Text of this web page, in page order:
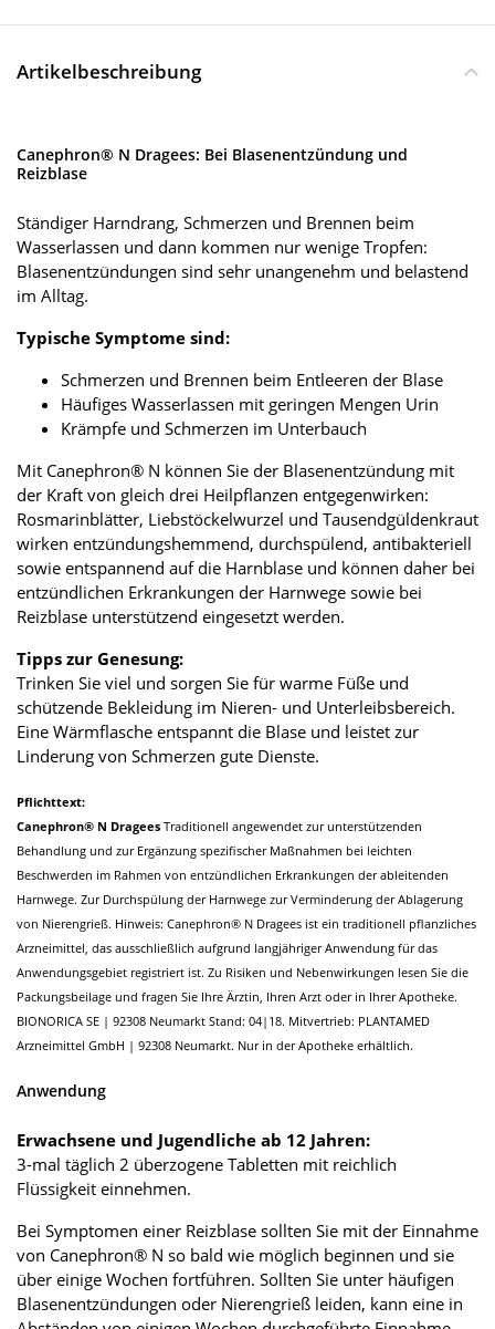
Artikelbeschreibung
Canephron® N Dragees: Bei Blasenentzündung und
Reizblase
Ständiger Harndrang, Schmerzen und Brennen beim
Wasserlassen und dann kommen nur wenige Tropfen:
Blasenentzündungen sind sehr unangenehm und belastend
im Alltag.
Typische Symptome sind:
Schmerzen und Brennen beim Entleeren der Blase
Häufiges Wasserlassen mit geringen Mengen Urin
Krämpfe und Schmerzen im Unterbauch
Mit Canephron® N können Sie der Blasenentzündung mit
der Kraft von gleich drei Heilpflanzen entgegenwirken:
Rosmarinblätter, Liebstöckelwurzel und Tausendgüldenkraut
wirken entzündungshemmend, durchspülend, antibakteriell
sowie entspannend auf die Harnblase und können daher bei
entzündlichen Erkrankungen der Harnwege sowie bei
Reizblase unterstützend eingesetzt werden.
Tipps zur Genesung:
Trinken Sie viel und sorgen Sie für warme Füße und
schützende Bekleidung im Nieren- und Unterleibsbereich.
Eine Wärmflasche entspannt die Blase und leistet zur
Linderung von Schmerzen gute Dienste.
Pflichttext:
Canephron® N Dragees Traditionell angewendet zur unterstützenden
Behandlung und zur Ergänzung spezifischer Maßnahmen bei leichten
Beschwerden im Rahmen von entzündlichen Erkrankungen der ableitenden
Harnwege. Zur Durchspülung der Harnwege zur Verminderung der Ablagerung
von Nierengrieß. Hinweis: Canephron® N Dragees ist ein traditionell pflanzliches
Arzneimittel, das ausschließlich aufgrund langjähriger Anwendung für das
Anwendungsgebiet registriert ist. Zu Risiken und Nebenwirkungen lesen Sie die
Packungsbeilage und fragen Sie Ihre Ärztin, Ihren Arzt oder in Ihrer Apotheke.
BIONORICA SE | 92308 Neumarkt Stand: 04|18. Mitvertrieb: PLANTAMED
Arzneimittel GmbH | 92308 Neumarkt. Nur in der Apotheke erhältlich.
Anwendung
Erwachsene und Jugendliche ab 12 Jahren:
3-mal täglich 2 überzogene Tabletten mit reichlich
Flüssigkeit einnehmen.
Bei Symptomen einer Reizblase sollten Sie mit der Einnahme
von Canephron® N so bald wie möglich beginnen und sie
über einige Wochen fortführen. Sollten Sie unter häufigen
Blasenentzündungen oder Nierengrieß leiden, kann eine in